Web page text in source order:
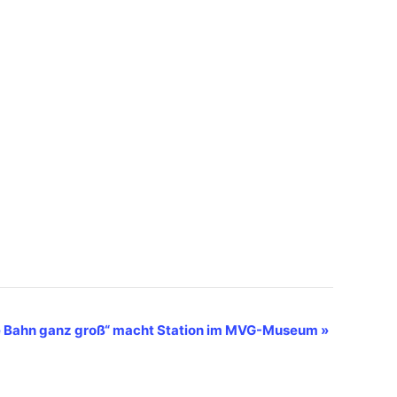
Bahn ganz groß“ macht Station im MVG-Museum »